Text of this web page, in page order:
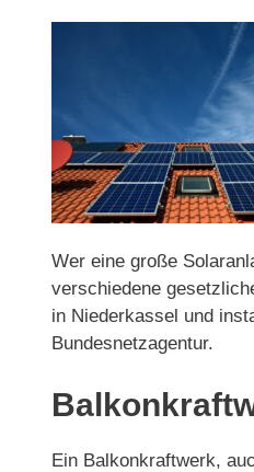
Wer eine große
verschiedene
in Niederkassel und
Bundesnetzagentur.
Ein Balkonkraftwerk,